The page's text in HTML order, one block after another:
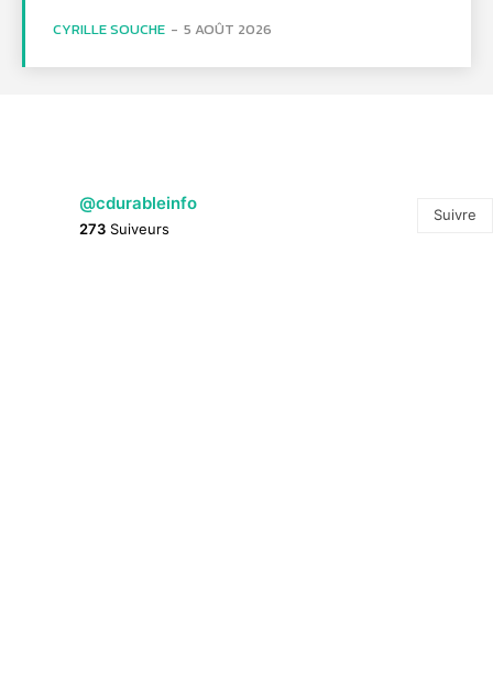
CYRILLE SOUCHE - 5 AOÛT 2026
@cdurableinfo
273 Suiveurs
Suivre